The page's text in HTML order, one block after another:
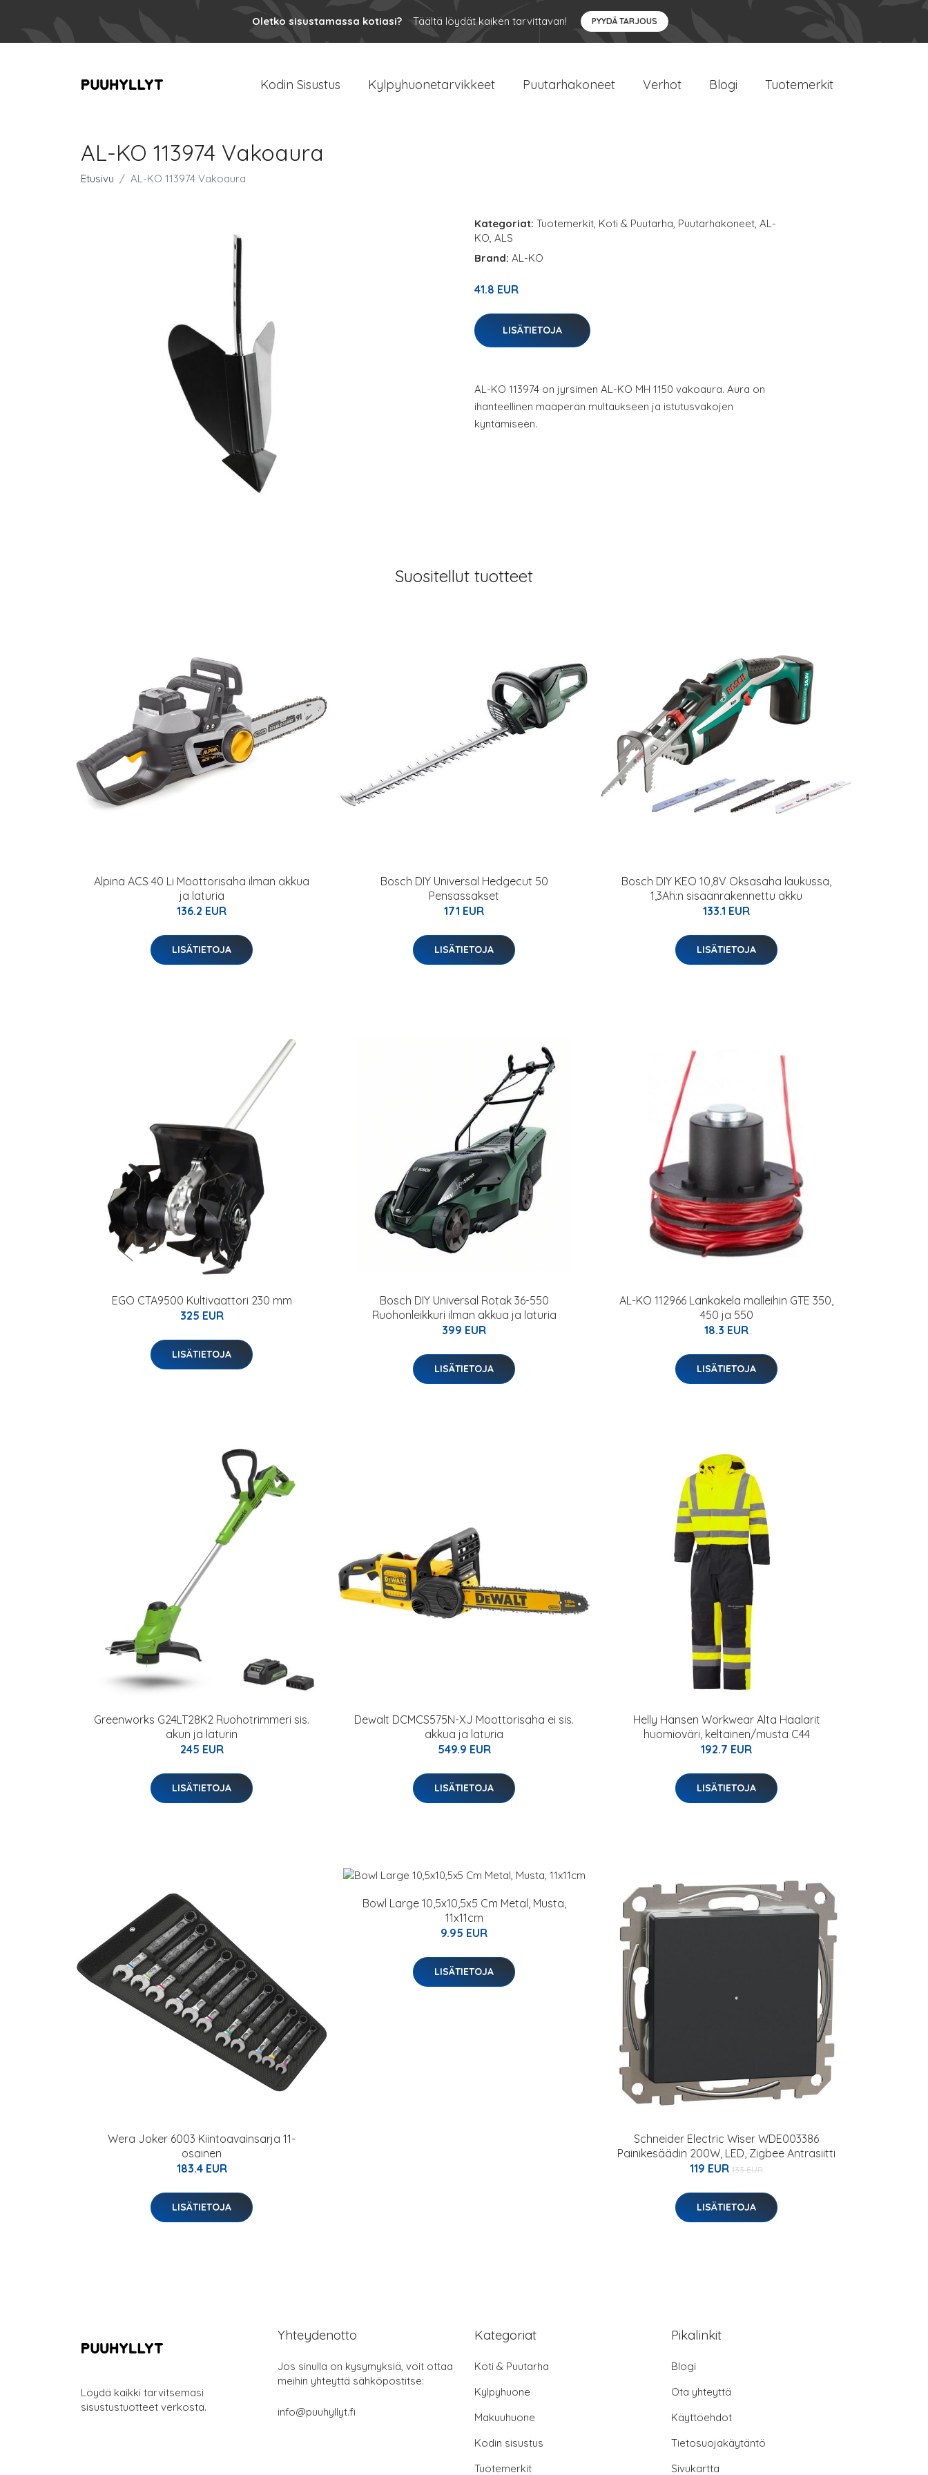
Oletko sisustamassa kotiasi? Täältä löydät kaiken tarvittavan! PYYDÄ TARJOUS
Kodin Sisustus Kylpyhuonetarvikkeet Puutarhakoneet Verhot Blogi Tuotemerkit
AL-KO 113974 Vakoaura
Etusivu AL-KO 113974 Vakoaura
Kategoriat: Tuotemerkit, Koti & Puutarha, Puutarhakoneet, AL-
KO, ALS
Brand: AL-KO
41.8 EUR
LISÄTIETOJA
AL-KO 113974 on jyrsimen AL-KO MH 1150 vakoaura. Aura on
ihanteellinen maaperän multaukseen ja istutusvakojen
kyntämiseen.
Suositellut tuotteet
Alpina ACS 40 Li Moottorisaha ilman akkua
ja laturia
136.2 EUR
LISÄTIETOJA
Bosch DIY Universal Hedgecut 50
Pensassakset
171 EUR
LISÄTIETOJA
Bosch DIY KEO 10,8V Oksasaha laukussa,
1,3Ah:n sisäänrakennettu akku
133.1 EUR
LISÄTIETOJA
EGO CTA9500 Kultivaattori 230 mm
325 EUR
LISÄTIETOJA
Bosch DIY Universal Rotak 36-550
Ruohonleikkuri ilman akkua ja laturia
399 EUR
LISÄTIETOJA
AL-KO 112966 Lankakela malleihin GTE 350,
450 ja 550
18.3 EUR
LISÄTIETOJA
Greenworks G24LT28K2 Ruohotrimmeri sis.
akun ja laturin
245 EUR
LISÄTIETOJA
Dewalt DCMCS575N-XJ Moottorisaha ei sis.
akkua ja laturia
549.9 EUR
LISÄTIETOJA
Helly Hansen Workwear Alta Haalarit
huomioväri, keltainen/musta C44
192.7 EUR
LISÄTIETOJA
Wera Joker 6003 Kiintoavainsarja 11-
osainen
183.4 EUR
LISÄTIETOJA
Bowl Large 10,5x10,5x5 Cm Metal, Musta,
11x11cm
9.95 EUR
LISÄTIETOJA
Schneider Electric Wiser WDE003386
Painikesäädin 200W, LED, Zigbee Antrasiitti
119 EUR 133 EUR
LISÄTIETOJA
Löydä kaikki tarvitsemasi
sisustustuotteet verkosta.
Yhteydenotto
Jos sinulla on kysymyksiä, voit ottaa
meihin yhteyttä sähköpostitse:
info@puuhyllyt.fi
Kategoriat
Koti & Puutarha
Kylpyhuone
Makuuhuone
Kodin sisustus
Tuotemerkit
Pikalinkit
Blogi
Ota yhteyttä
Käyttöehdot
Tietosuojakäytäntö
Sivukartta